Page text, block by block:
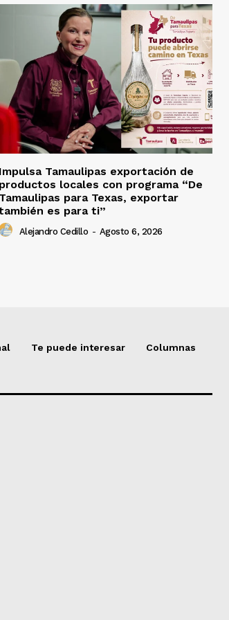
Impulsa Tamaulipas exportación de
productos locales con programa “De
Tamaulipas para Texas, exportar
es para ti”
Alejandro Cedillo - Agosto 6, 2026
Te puede interesar Columnas